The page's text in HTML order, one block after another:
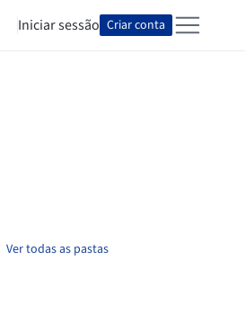
Iniciar sessão Criar conta
Ver todas as pastas